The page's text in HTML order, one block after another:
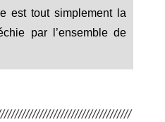
est tout simplement la
par l’ensemble de